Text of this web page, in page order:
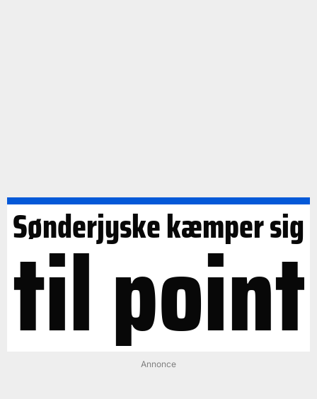
Sønderjyske kæmper sig
til point
Annonce